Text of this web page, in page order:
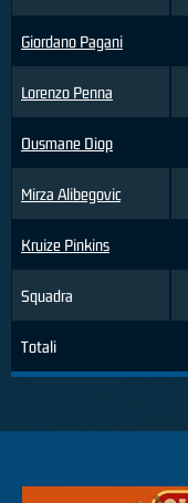
Giordano Pagani
Lorenzo Penna
Ousmane Diop
Mirza Alibegovic
Kruize Pinkins
Squadra
Totali